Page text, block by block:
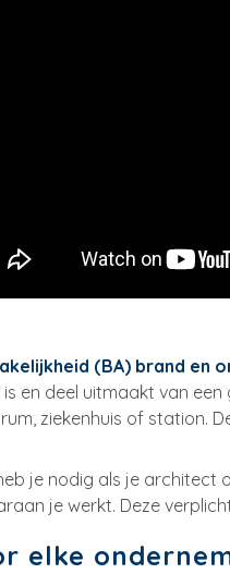
(BA) brand en
en deel uitmaakt van
ziekenhuis of
je nodig als je architect
je werkt. Deze
elke